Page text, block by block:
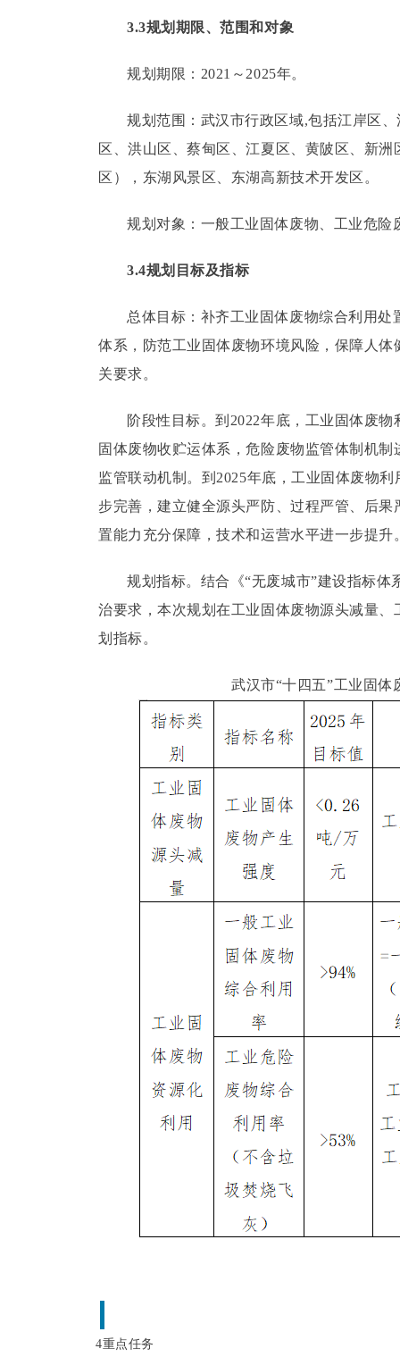
3.3规划期限、范围和对象
规划期限： 2021～2025年。
规划范围： 武汉市行政区域,包括江岸区
区、洪山区、蔡甸区、江夏区、黄陂区、新
区），东湖风景区、东湖高新技术开发区。
规划对象： 一般工业固体废物、工业危险
3.4规划目标及指标
总体目标： 补齐工业固体废物综合利用处
体系，防范工业固体废物环境风险，保障人
关要求。
阶段性目标。到2022年底，工业固体废
固体废物收贮运体系，危险废物监管体制机
监管联动机制。 到2025年底，工业固体废物
步完善，建立健全源头严防、过程严管、后
置能力充分保障，技术和运营水平进一步提升
规划指标。 结合《“无废城市”建设指标
治要求，本次规划在工业固体废物源头减量
划指标。
武汉市“十四五”工业固
4重点任务